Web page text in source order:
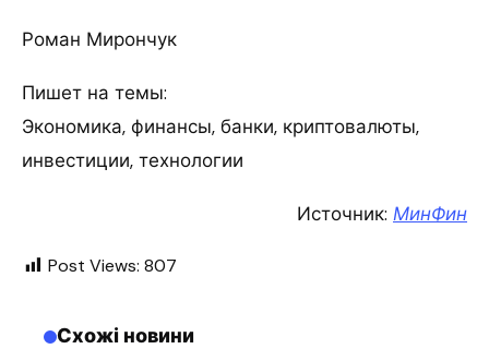
Роман Мирончук
Пишет на темы:
Экономика, финансы, банки, криптовалюты,
инвестиции, технологии
Источник: МинФин
Post Views: 807
Схожі новини